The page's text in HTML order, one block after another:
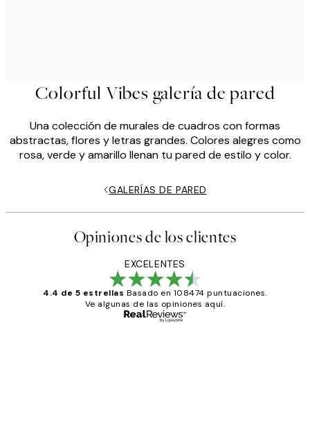
Colorful Vibes galería de pared
Una colección de murales de cuadros con formas
abstractas, flores y letras grandes. Colores alegres como
rosa, verde y amarillo llenan tu pared de estilo y color.
GALERÍAS DE PARED
Opiniones de los clientes
EXCELENTES
4.4 de 5 estrellas Basado en 108474 puntuaciones.
Ve algunas de las opiniones aquí.